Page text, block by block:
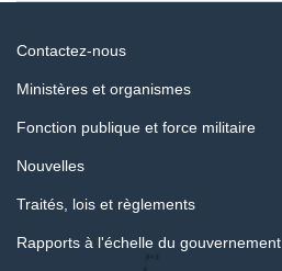
Au
du
gouvernement
Contactez-nous
Ministères et organismes
Fonction publique et force militaire
Nouvelles
Traités, lois et règlements
Rapports à l'échelle du gouvernement